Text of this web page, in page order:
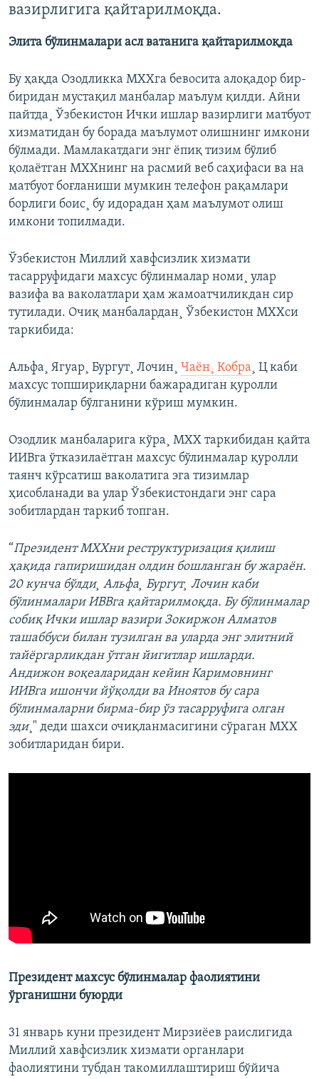
вазирлигига қайтарилмоқда.
Элита бўлинмалари асл ватанига қайтарилмоқда
Бу ҳақда Озодликка МХХга бевосита алоқадор бир-
биридан мустақил манбалар маълум қилди. Айни
пайтда¸ Ўзбекистон Ички ишлар вазирлиги матбуот
хизматидан бу борада маълумот олишнинг имкони
бўлмади. Мамлакатдаги энг ëпиқ тизим бўлиб
қолаëтган МХХнинг на расмий веб саҳифаси ва на
матбуот боғланиши мумкин телефон рақамлари
борлиги боис¸ бу идорадан ҳам маълумот олиш
имкони топилмади.
Ўзбекистон Миллий хавфсизлик хизмати
тасарруфидаги махсус бўлинмалар номи¸ улар
вазифа ва ваколатлари ҳам жамоатчиликдан сир
тутилади. Очиқ манбалардан¸ Ўзбекистон МХХси
таркибида:
Альфа¸ Ягуар¸ Бургут¸ Лочин¸ Чаëн¸ Кобра¸ Ц каби
махсус топшириқларни бажарадиган қуролли
бўлинмалар бўлганини кўриш мумкин.
Озодлик манбаларига кўра¸ МХХ таркибидан қайта
ИИВга ўтказилаëтган махсус бўлинмалар қуролли
таянч кўрсатиш ваколатига эга тизимлар
ҳисобланади ва улар Ўзбекистондаги энг сара
зобитлардан таркиб топган.
“Президент МХХни реструктуризация қилиш
ҳақида гапиришидан олдин бошланган бу жараëн.
20 кунча бўлди¸ Альфа¸ Бургут¸ Лочин каби
бўлинмалари ИВВга қайтарилмоқда. Бу бўлинмалар
собиқ Ички ишлар вазири Зокиржон Алматов
ташаббуси билан тузилган ва уларда энг элитний
тайëргарликдан ўтган йигитлар ишларди.
Андижон воқеаларидан кейин Каримовнинг
ИИВга ишончи йўқолди ва Иноятов бу сара
бўлинмаларни бирма-бир ўз тасарруфига олган
эди¸" деди шахси очиқланмасигини сўраган МХХ
зобитларидан бири.
Президент махсус бўлинмалар фаолиятини
ўрганишни буюрди
31 январь куни президент Мирзиëев раислигида
Миллий хавфсизлик хизмати органлари
фаолиятини тубдан такомиллаштириш бўйича